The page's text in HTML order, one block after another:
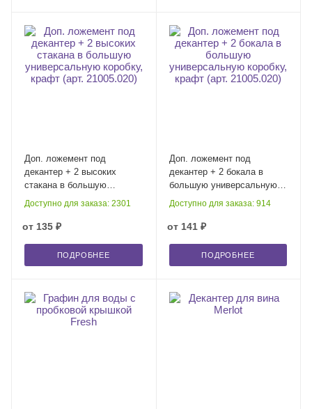
Доп. ложемент под
декантер + 2 высоких
стакана в большую
универсальную коробку,
Доступно для заказа: 2301
от 135 ₽
ПОДРОБНЕЕ
Доп. ложемент под
декантер + 2 бокала в
большую универсальную
коробку, крафт (арт.
Доступно для заказа: 914
от 141 ₽
ПОДРОБНЕЕ